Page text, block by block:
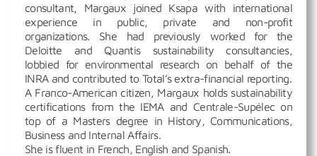
consultant, Margaux joined Ksapa with international
experience in public, private and non-profit
organizations. She had previously worked for the
Deloitte and Quantis sustainability consultancies,
lobbied for environmental research on behalf of the
INRA and contributed to Total’s extra-financial reporting.
A Franco-American citizen, Margaux holds sustainability
certifications from the IEMA and Centrale-Supélec on
top of a Masters degree in History, Communications,
Business and Internal Affairs.
She is fluent in French, English and Spanish.